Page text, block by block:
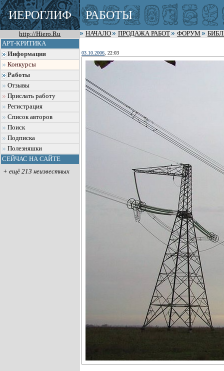
ИЕРОГЛИФ РАБОТЫ
http://Hiero.Ru НАЧАЛО ПРОДАЖА РАБОТ ФОРУМ
АРТ-КРИТИКА
Информация
Конкурсы
Работы
Отзывы
Прислать работу
Регистрация
Список авторов
Поиск
Подписка
Полезняшки
СЕЙЧАС НА САЙТЕ
+ ещё 213 неизвестных
03.10.2006 , 22:03